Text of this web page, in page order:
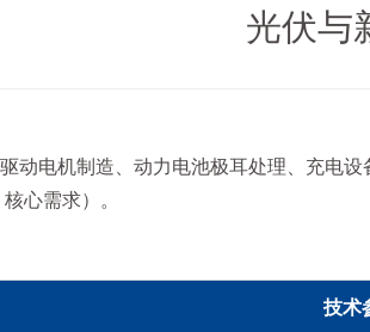
光伏与
动电机制造、动力电池极耳处理、充电
心需求）。
技术